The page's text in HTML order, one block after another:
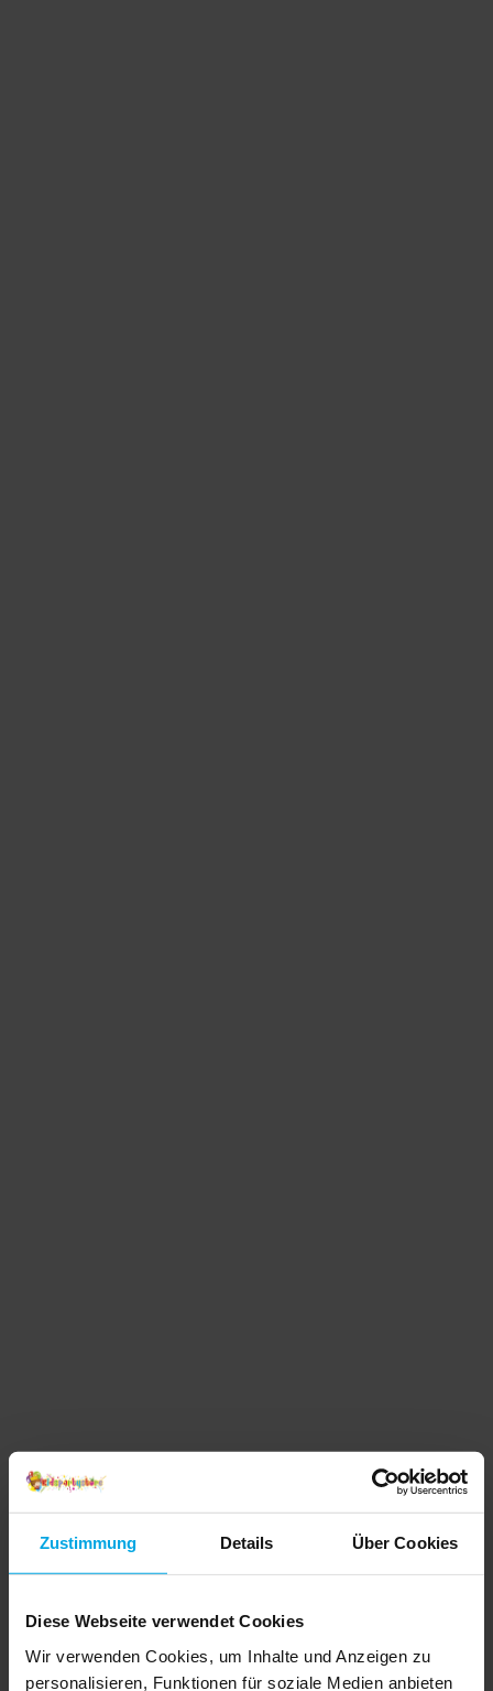
Zustimmung Details Über Cookies
Diese Webseite verwendet Cookies
Wir verwenden Cookies, um Inhalte und Anzeigen zu
personalisieren, Funktionen für soziale Medien anbieten